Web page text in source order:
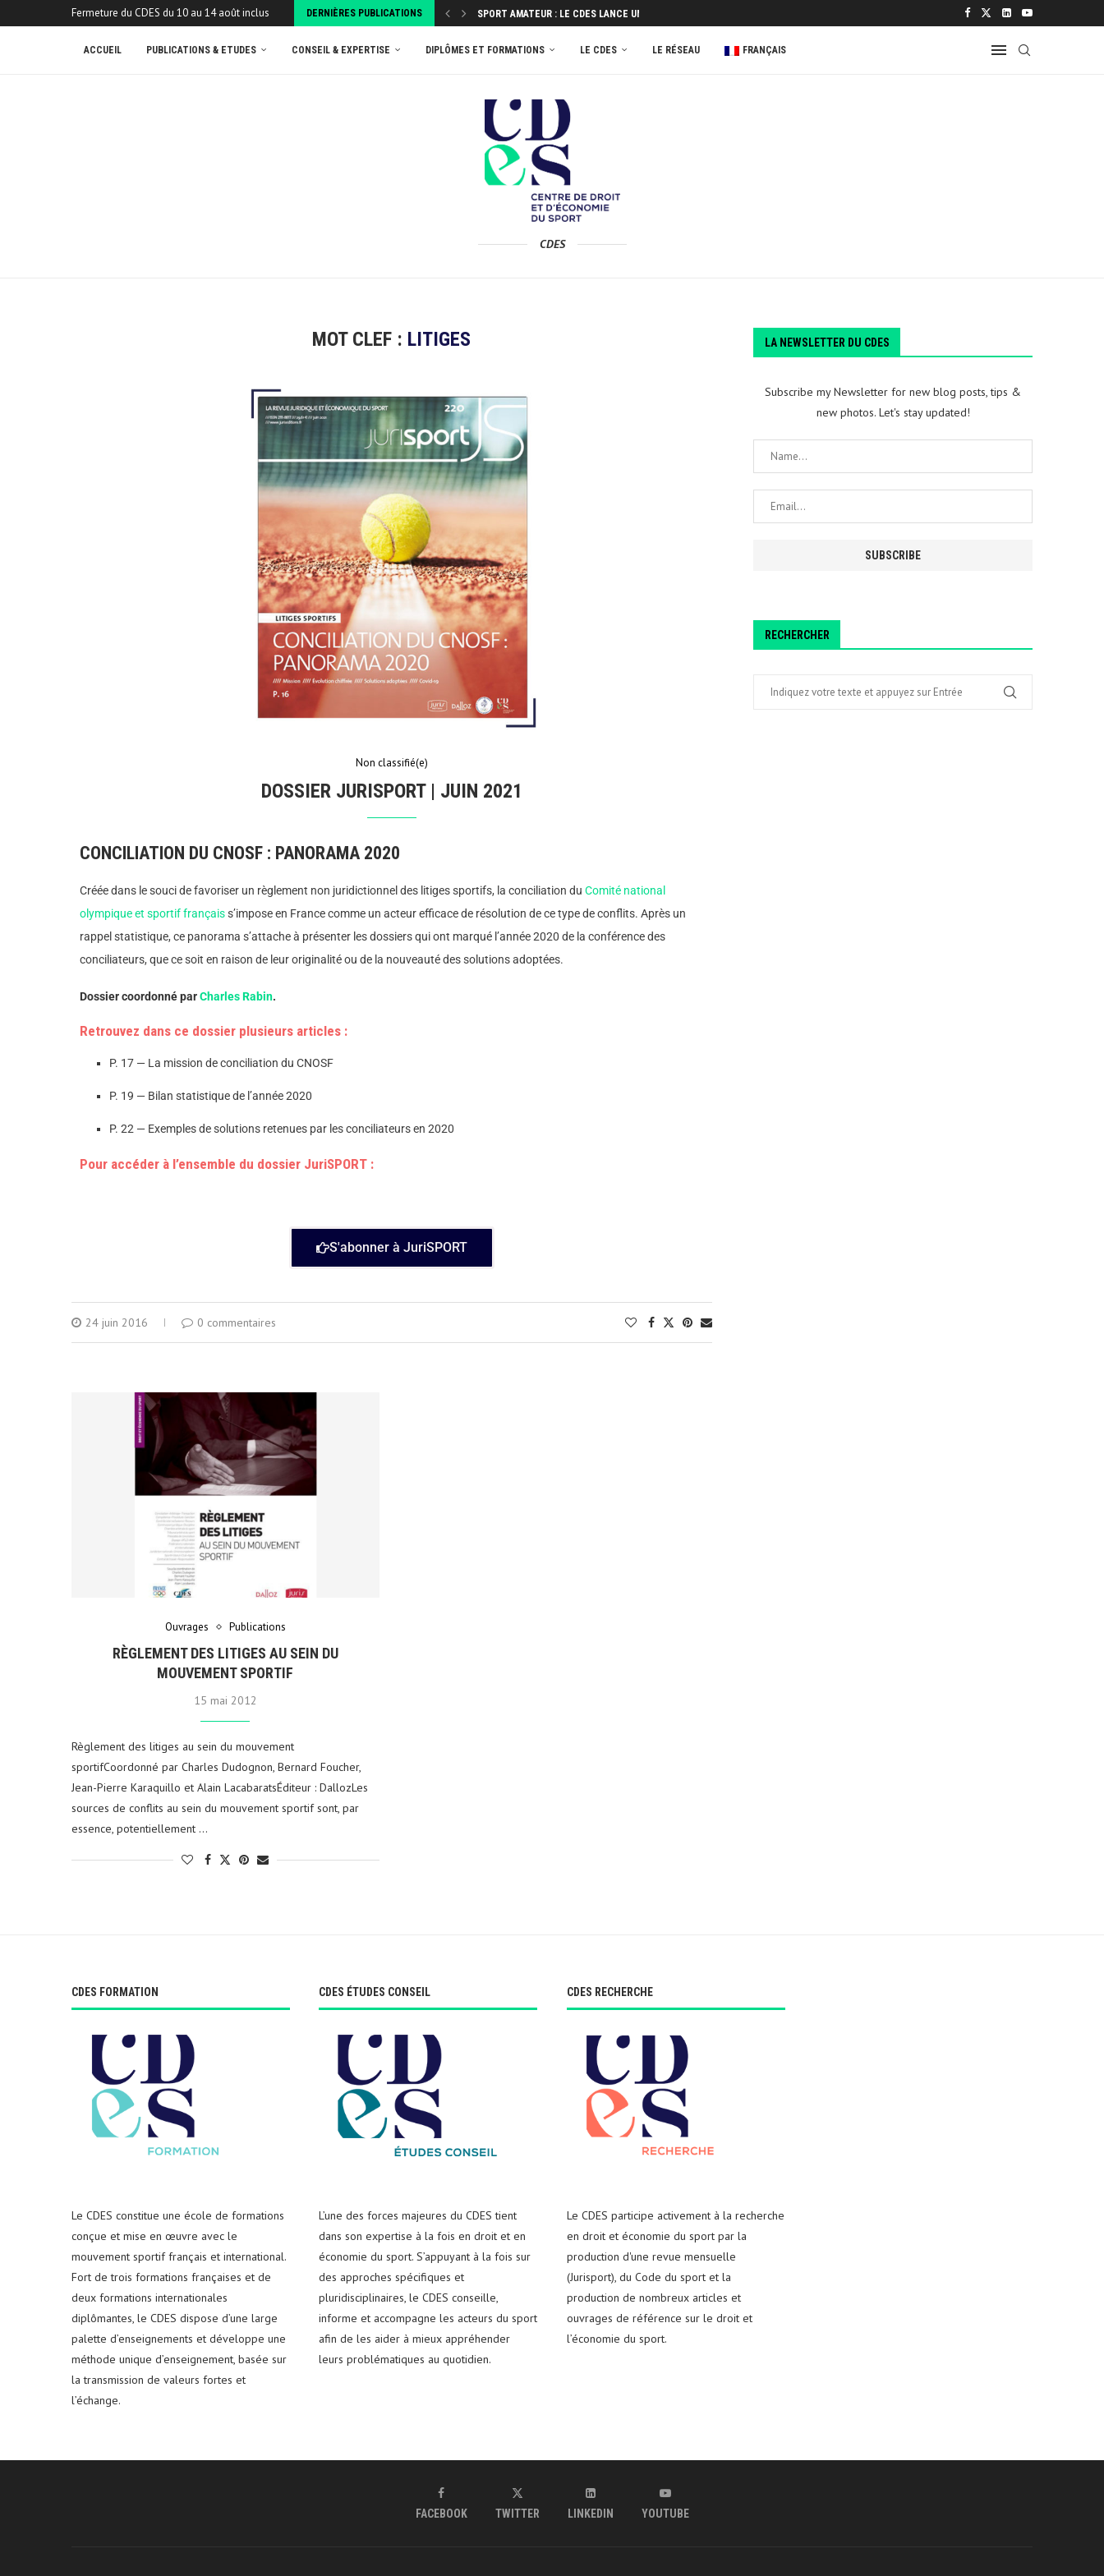
Fermeture du CDES du 10 au 14 août inclus DERNIÈRES PUBLICATIONS SPORT AMATEUR : LE CDES LANCE UNE ENQUÊTE...
ACCUEIL
PUBLICATIONS & ETUDES CONSEIL & EXPERTISE DIPLÔMES ET FORMATIONS LE CDES LE RÉSEAU FRANÇAIS
CDES
MOT CLEF : LITIGES
Non classifié(e)
DOSSIER JURISPORT | JUIN 2021
CONCILIATION DU CNOSF : PANORAMA 2020
Créée dans le souci de favoriser un règlement non juridictionnel des litiges sportifs, la conciliation du Comité national
olympique et sportif françaiss’impose en France comme un acteur efficace de résolution de ce type de conflits. Après un
rappel statistique, ce panorama s’attache à présenter les dossiers qui ont marqué l’année 2020 de la conférence des
conciliateurs, que ce soit en raison de leur originalité ou de la nouveauté des solutions adoptées.
Dossier coordonné parCharles Rabin.
Retrouvez dans ce dossier plusieurs articles :
P. 17 — La mission de conciliation du CNOSF
P. 19 — Bilan statistique de l’année 2020
P. 22 — Exemples de solutions retenues par les conciliateurs en 2020
Pour accéder à l’ensemble du dossier JuriSPORT :
S'abonner à JuriSPORT
24 juin 2016 0 commentaires
Ouvrages Publications
RÈGLEMENT DES LITIGES AU SEIN DU
MOUVEMENT SPORTIF
15 mai 2012
Règlement des litiges au sein du mouvement
sportifCoordonné par Charles Dudognon, Bernard Foucher,
Jean-Pierre Karaquillo et Alain LacabaratsÉditeur : DallozLes
sources de conflits au sein du mouvement sportif sont, par
essence, potentiellement …
LA NEWSLETTER DU CDES
Subscribe my Newsletter for new blog posts, tips &
new photos. Let's stay updated!
RECHERCHER
CDES FORMATION
Le CDES constitue une école de formations
conçue et mise en œuvre avec le
mouvement sportif français et international.
Fort de trois formations françaises et de
deux formations internationales
diplômantes, le CDES dispose d’une large
palette d’enseignements et développe une
méthode unique d’enseignement, basée sur
la transmission de valeurs fortes et
l’échange.
CDES ÉTUDES CONSEIL
L’une des forces majeures du CDES tient
dans son expertise à la fois en droit et en
économie du sport. S’appuyant à la fois sur
des approches spécifiques et
pluridisciplinaires, le CDES conseille,
informe et accompagne les acteurs du sport
afin de les aider à mieux appréhender
leurs problématiques au quotidien.
CDES RECHERCHE
Le CDES participe activement à la recherche
en droit et économie du sport par la
production d'une revue mensuelle
(Jurisport), du Code du sport et la
production de nombreux articles et
ouvrages de référence sur le droit et
l’économie du sport.
FACEBOOK TWITTER LINKEDIN YOUTUBE